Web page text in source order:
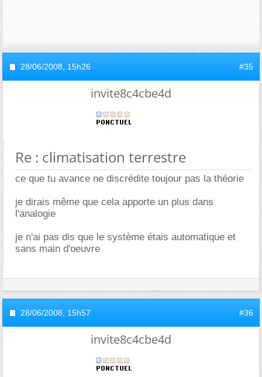
28/06/2008, 15h26 #35
invite8c4cbe4d
Re : climatisation terrestre
ce que tu avance ne discrédite toujour pas la théorie
je dirais même que cela apporte un plus dans
l'analogie
je n'ai pas dis que le système étais automatique et
sans main d'oeuvre
28/06/2008, 15h57 #36
invite8c4cbe4d